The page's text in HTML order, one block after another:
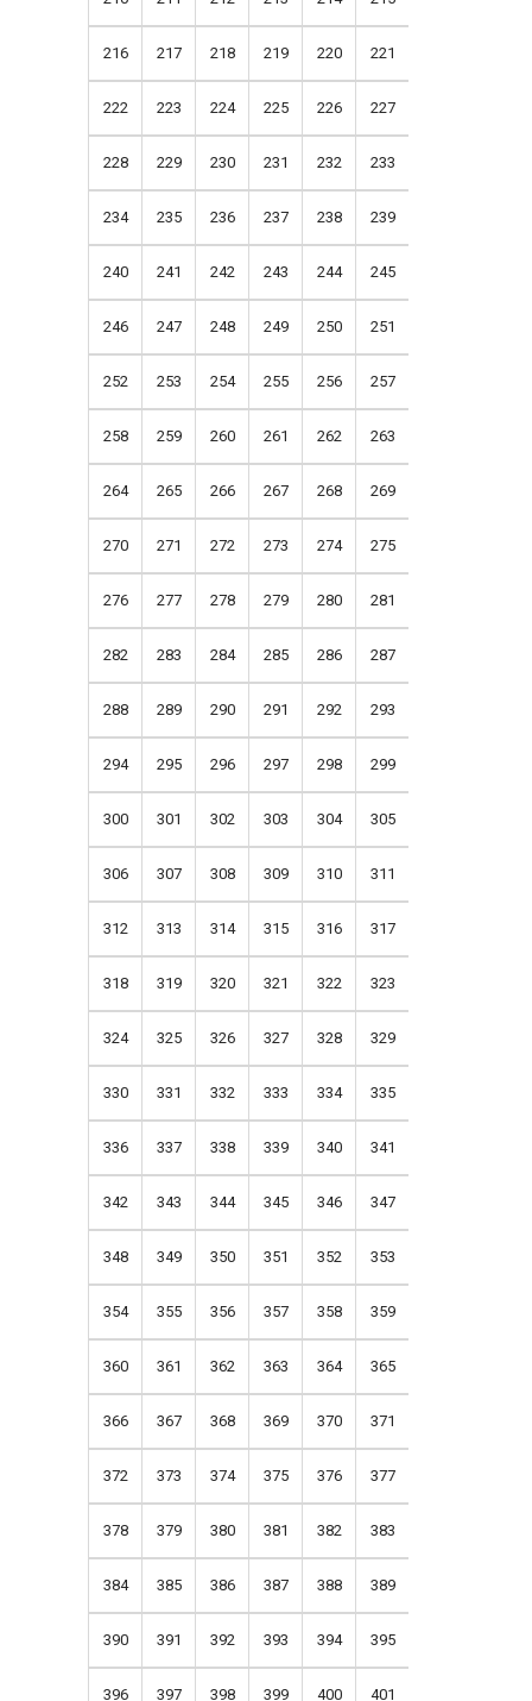
216 217 218 219 220 221
222 223 224 225 226 227
228 229 230 231 232 233
234 235 236 237 238 239
240 241 242 243 244 245
246 247 248 249 250 251
252 253 254 255 256 257
258 259 260 261 262 263
264 265 266 267 268 269
270 271 272 273 274 275
276 277 278 279 280 281
282 283 284 285 286 287
288 289 290 291 292 293
294 295 296 297 298 299
300 301 302 303 304 305
306 307 308 309 310 311
312 313 314 315 316 317
318 319 320 321 322 323
324 325 326 327 328 329
330 331 332 333 334 335
336 337 338 339 340 341
342 343 344 345 346 347
348 349 350 351 352 353
354 355 356 357 358 359
360 361 362 363 364 365
366 367 368 369 370 371
372 373 374 375 376 377
378 379 380 381 382 383
384 385 386 387 388 389
390 391 392 393 394 395
396 397 398 399 400 401